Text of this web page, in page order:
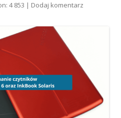
4 853 | Dodaj komentarz